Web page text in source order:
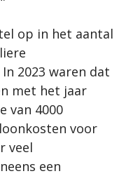
op in het aantal
2023 waren dat
met het jaar
van 4000
voor
veel
een